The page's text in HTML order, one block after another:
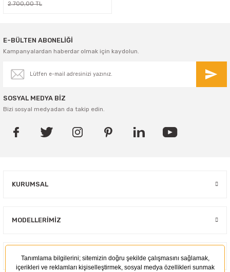
2.700,00 TL
E-BÜLTEN ABONELİĞİ
Kampanyalardan haberdar olmak için kaydolun.
SOSYAL MEDYA BİZ
Bizi sosyal medyadan da takip edin.
KURUMSAL
MODELLERIMIZ
ÇÖZÜMLERIMIZ